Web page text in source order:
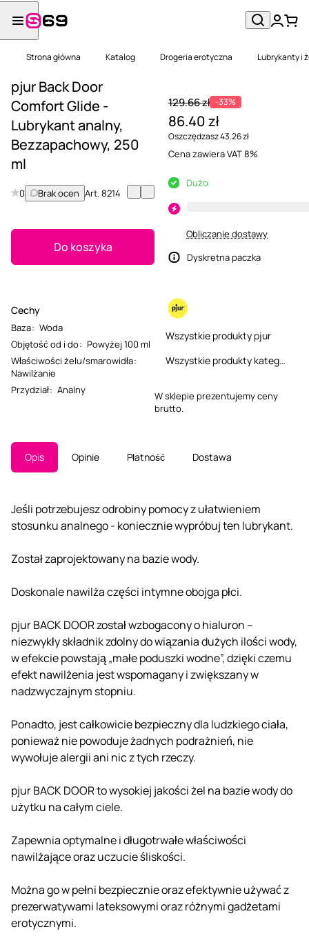
Strona główna Katalog Drogeria erotyczna Lubrykanty i
pjur Back Door
Comfort Glide -
Lubrykant analny,
Bezzapachowy, 250
ml
0 Brak ocen Art.8214
Do koszyka
Cechy
Baza: Woda
Objętość od i do: Powyżej 100 ml
Właściwości żelu/smarowidła:
Nawilżanie
Przydział: Analny
129.66 zł -33%
86.40 zł
Oszczędzasz 43.26 zł
Cena zawiera VAT 8%
Dużo
Obliczanie dostawy
Dyskretna paczka
Wszystkie produkty pjur
Wszystkie produkty kategorii
W sklepie prezentujemy ceny
brutto.
Opis Opinie Płatność Dostawa
Jeśli potrzebujesz odrobiny pomocy z ułatwieniem
stosunku analnego - koniecznie wypróbuj ten lubrykant.
Został zaprojektowany na bazie wody.
Doskonale nawilża części intymne obojga płci.
pjur BACK DOOR został wzbogacony o hialuron –
niezwykły składnik zdolny do wiązania dużych ilości wody,
w efekcie powstają „małe poduszki wodne”, dzięki czemu
efekt nawilżenia jest wspomagany i zwiększany w
nadzwyczajnym stopniu.
Ponadto, jest całkowicie bezpieczny dla ludzkiego ciała,
ponieważ nie powoduje żadnych podrażnień, nie
wywołuje alergii ani nic z tych rzeczy.
pjur BACK DOOR to wysokiej jakości żel na bazie wody do
użytku na całym ciele.
Zapewnia optymalne i długotrwałe właściwości
nawilżające oraz uczucie śliskości.
Można go w pełni bezpiecznie oraz efektywnie używać z
prezerwatywami lateksowymi oraz różnymi gadżetami
erotycznymi.